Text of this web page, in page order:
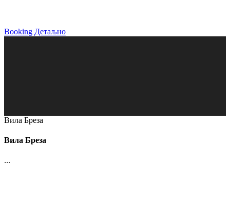
Booking Детаљно
Вила Бреза
Вила Бреза
...